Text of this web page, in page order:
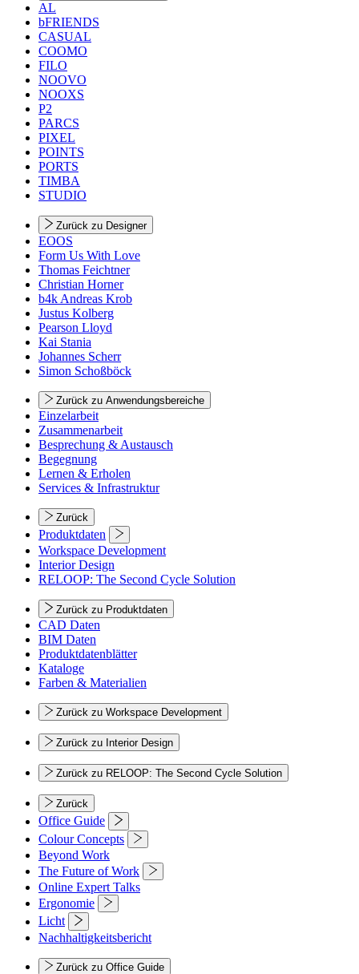
AL
bFRIENDS
CASUAL
COOMO
FILO
NOOVO
NOOXS
P2
PARCS
PIXEL
POINTS
PORTS
TIMBA
STUDIO
Zurück zu Designer
EOOS
Form Us With Love
Thomas Feichtner
Christian Horner
b4k Andreas Krob
Justus Kolberg
Pearson Lloyd
Kai Stania
Johannes Scherr
Simon Schoßböck
Zurück zu Anwendungsbereiche
Einzelarbeit
Zusammenarbeit
Besprechung & Austausch
Begegnung
Lernen & Erholen
Services & Infrastruktur
Zurück
Produktdaten
Workspace Development
Interior Design
RELOOP: The Second Cycle Solution
Zurück zu Produktdaten
CAD Daten
BIM Daten
Produktdatenblätter
Kataloge
Farben & Materialien
Zurück zu Workspace Development
Zurück zu Interior Design
Zurück zu RELOOP: The Second Cycle Solution
Zurück
Office Guide
Colour Concepts
Beyond Work
The Future of Work
Online Expert Talks
Ergonomie
Licht
Nachhaltigkeitsbericht
Zurück zu Office Guide